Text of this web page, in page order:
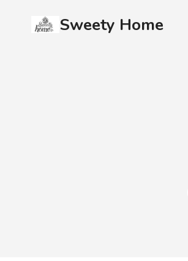
Sweety Home